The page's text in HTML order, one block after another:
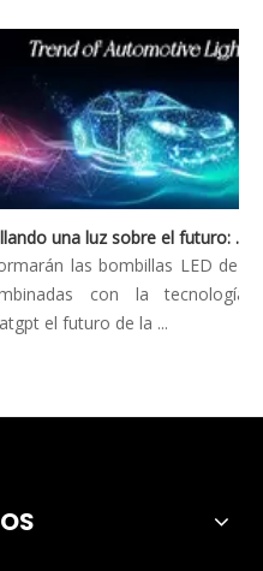
Brillando una luz sobre el futuro: tendencias innovadoras en la iluminación automotriz
las bombillas LED de los
con la tecnología
el futuro de la ...